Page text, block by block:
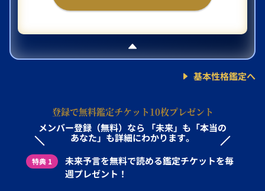
基本性格鑑定へ
登録で無料鑑定チケット10枚プレゼント
メンバー登録（無料）なら
「未来」も「本当の
あなた」も詳細にわかります。
特典 1
未来予言を無料で読める鑑定チケットを毎
週プレゼント！